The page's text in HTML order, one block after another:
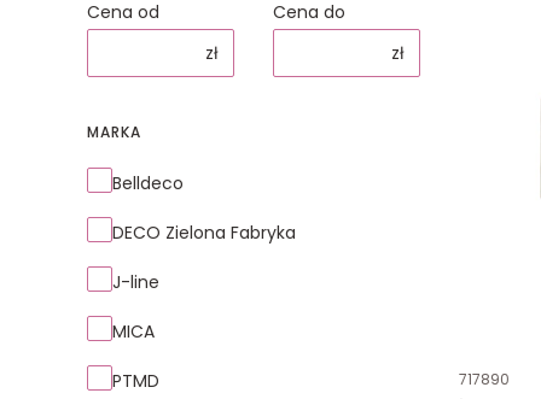
Cena od
zł
Cena do
zł
MARKA
Marka
Belldeco
DECO Zielona Fabryka
J-line
MICA
PTMD Kod
717890